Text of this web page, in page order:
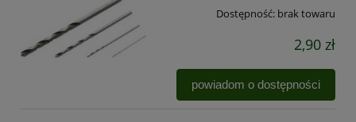
Dostępność: brak towaru
2,90 zł
powiadom o dostępności